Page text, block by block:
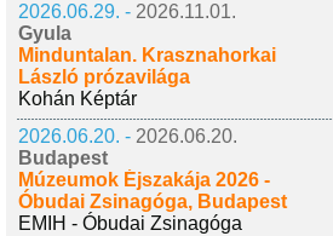
2026.06.29. - 2026.11.01.
Gyula
Minduntalan. Krasznahorkai
László prózavilága
Kohán Képtár
2026.06.20. - 2026.06.20.
Budapest
Múzeumok Éjszakája 2026 -
Óbudai Zsinagóga, Budapest
EMIH - Óbudai Zsinagóga